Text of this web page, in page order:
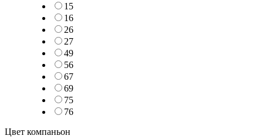
15
16
26
27
49
56
67
69
75
76
Цвет компаньон